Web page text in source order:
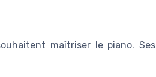
maîtriser le piano. Ses